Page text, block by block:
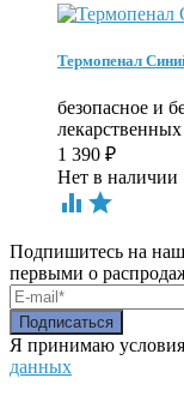
Термопенал
безопасное и
1 390 ₽
Нет в наличии
 
Подпишитесь на
первыми о
Я принимаю условия
данных